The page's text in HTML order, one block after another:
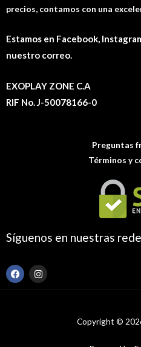
precios, contamos con una
Estamos en Facebook,
nuestro correo.
EXOPLAY ZONE C.A
RIF No. J-50078166-0
Preguntas
Términos y
Síguenos en nuestras
F
a
I
n
Copyright ©